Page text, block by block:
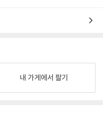
내 가게에서 팔기